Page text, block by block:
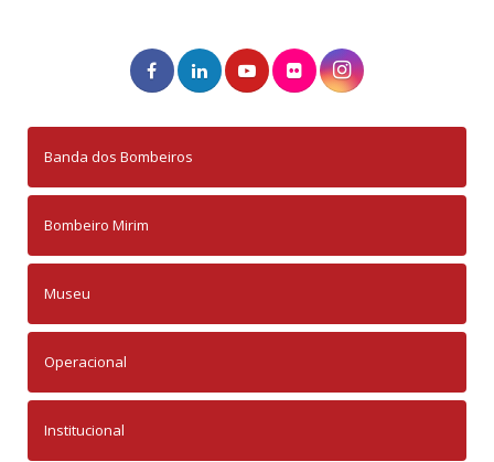
Banda dos Bombeiros
Bombeiro Mirim
Museu
Operacional
Institucional